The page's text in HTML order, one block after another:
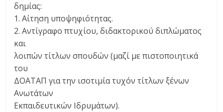
δημίας:
1. Αίτηση υποψηφιότητας.
2. Αντίγραφο πτυχίου, διδακτορικού διπλώματος
και
λοιπών τίτλων σπουδών (μαζί με πιστοποιητικά
του
ΔΟΑΤΑΠ για την ισοτιμία τυχόν τίτλων ξένων
Ανωτάτων
Εκπαιδευτικών Ιδρυμάτων).